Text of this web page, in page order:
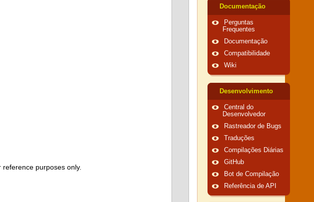
purposes only.
Documentação
Perguntas
Frequentes
Documentação
Compatibilidade
Wiki
Desenvolvimento
Central do
Desenvolvedor
Rastreador de Bugs
Traduções
Compilações Diárias
GitHub
Bot de Compilação
Referência de API